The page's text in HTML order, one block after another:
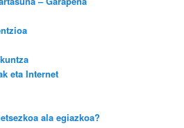
eta Internet
ala egiazkoa?